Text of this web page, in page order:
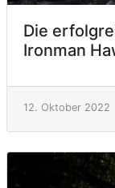
Die
Ironman
12. Oktober 2022